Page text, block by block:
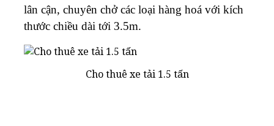
lân cận, chuyên chở các loại hàng hoá với kích
thước chiều dài tới 3.5m.
Cho thuê xe tải 1.5 tấn